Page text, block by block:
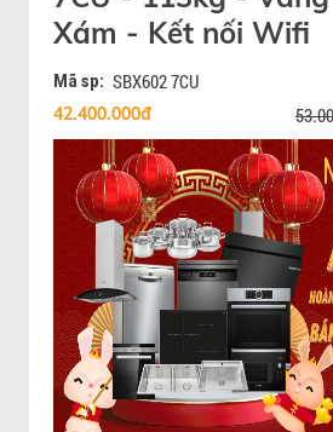
Xám - Kết nối Wifi
Mã sp: SBX602 7CU
42.400.000đ